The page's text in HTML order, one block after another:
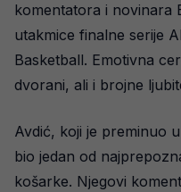
komentatora i novinara
utakmice finalne serije
Basketball. Emotivna
dvorani, ali i brojne
Avdić, koji je preminuo
bio jedan od
košarke. Njegovi